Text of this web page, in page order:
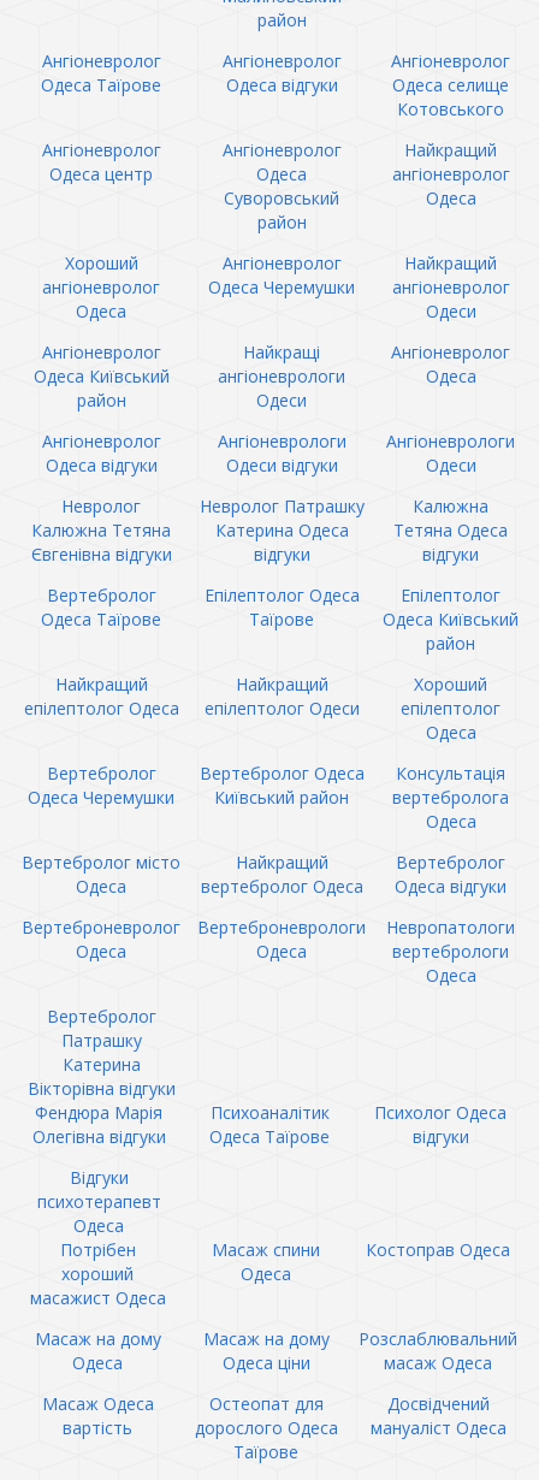
район
Ангіоневролог
Одеса Таїрове
Ангіоневролог
Одеса відгуки
Ангіоневролог
Одеса селище
Котовського
Ангіоневролог
Одеса центр
Ангіоневролог
Одеса
Суворовський
район
Найкращий
ангіоневролог
Одеса
Хороший
ангіоневролог
Одеса
Ангіоневролог
Одеса Черемушки
Найкращий
ангіоневролог
Одеси
Ангіоневролог
Одеса Київський
район
Найкращі
ангіоневрологи
Одеси
Ангіоневролог
Одеса
Ангіоневролог
Одеса відгуки
Ангіоневрологи
Одеси відгуки
Ангіоневрологи
Одеси
Невролог
Калюжна Тетяна
Євгенівна відгуки
Невролог Патрашку
Катерина Одеса
відгуки
Калюжна
Тетяна Одеса
відгуки
Вертебролог
Одеса Таїрове
Епілептолог Одеса
Таїрове
Епілептолог
Одеса Київський
район
Найкращий
епілептолог Одеса
Найкращий
епілептолог Одеси
Хороший
епілептолог
Одеса
Вертебролог
Одеса Черемушки
Вертебролог Одеса
Київський район
Консультація
вертебролога
Одеса
Вертебролог місто
Одеса
Найкращий
вертебролог Одеса
Вертебролог
Одеса відгуки
Вертеброневролог
Одеса
Вертеброневрологи
Одеса
Невропатологи
вертебрологи
Одеса
Вертебролог
Патрашку
Катерина
Вікторівна відгуки
Фендюра Марія
Олегівна відгуки
Психоаналітик
Одеса Таїрове
Психолог Одеса
відгуки
Відгуки
психотерапевт
Одеса
Потрібен
хороший
масажист Одеса
Масаж спини
Одеса
Костоправ Одеса
Масаж на дому
Одеса
Масаж на дому
Одеса ціни
Розслаблювальний
масаж Одеса
Масаж Одеса
вартість
Остеопат для
дорослого Одеса
Таїрове
Досвідчений
мануаліст Одеса